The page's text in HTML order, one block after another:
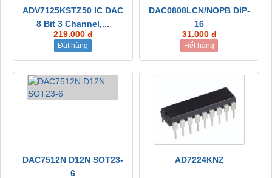
ADV7125KSTZ50 IC DAC
8 Bit 3 Channel,...
219.000 đ
Đặt hàng
DAC0808LCN/NOPB DIP-
16
31.000 đ
Hết hàng
DAC7512N D12N SOT23-
6
AD7224KNZ